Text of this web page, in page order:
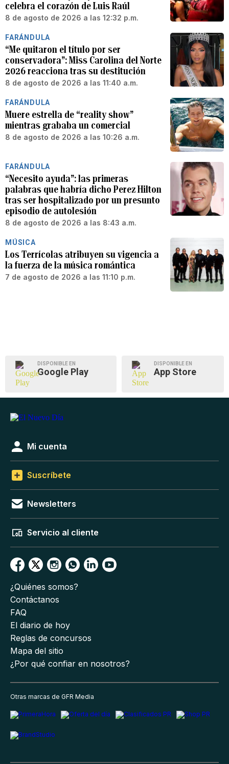
celebra el corazón de Luis Raúl
8 de agosto de 2026 a las 12:32 p.m.
FARÁNDULA
“Me quitaron el título por ser
conservadora”: Miss Carolina del Norte
2026 reacciona tras su destitución
8 de agosto de 2026 a las 11:40 a.m.
FARÁNDULA
Muere estrella de “reality show”
mientras grababa un comercial
8 de agosto de 2026 a las 10:26 a.m.
FARÁNDULA
“Necesito ayuda”: las primeras
palabras que habría dicho Perez Hilton
tras ser hospitalizado por un presunto
episodio de autolesión
8 de agosto de 2026 a las 8:43 a.m.
MÚSICA
Los Terrícolas atribuyen su vigencia a
la fuerza de la música romántica
7 de agosto de 2026 a las 11:10 p.m.
DISPONIBLE EN
Google Play
DISPONIBLE EN
App Store
Mi cuenta
Suscríbete
Newsletters
Servicio al cliente
¿Quiénes somos?
Contáctanos
FAQ
El diario de hoy
Reglas de concursos
Mapa del sitio
¿Por qué confiar en nosotros?
Otras marcas de GFR Media